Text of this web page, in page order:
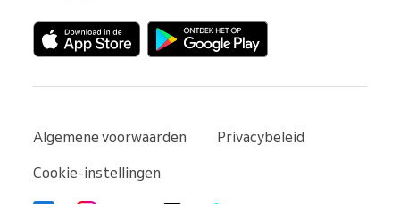
Algemene voorwaarden
Privacybeleid
Cookie-instellingen